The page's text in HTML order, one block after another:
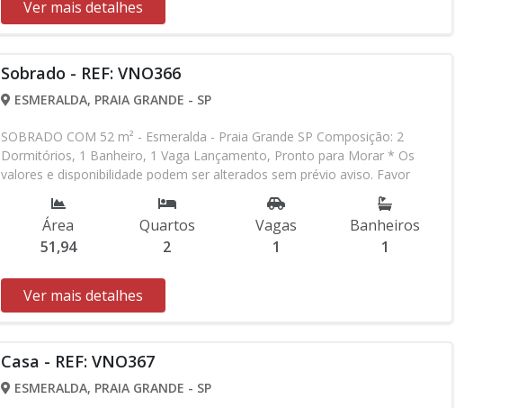
Ver mais detalhes
Sobrado - REF: VNO366
ESMERALDA, PRAIA GRANDE - SP
SOBRADO COM 52 m² - Esmeralda - Praia Grande SP Composição: 2
Dormitórios, 1 Banheiro, 1 Vaga Lançamento, Pronto para Morar * Os
valores e disponibilidade podem ser alterados sem prévio aviso. Favor
verificar entrando em contato com nossa equipe
Área
51,94
Quartos
2
Vagas
1
Banheiros
1
Ver mais detalhes
Casa - REF: VNO367
ESMERALDA, PRAIA GRANDE - SP